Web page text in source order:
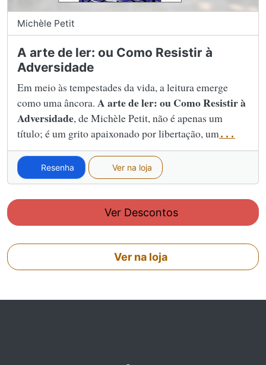
Michèle Petit
A arte de ler: ou Como Resistir à
Adversidade
Em meio às tempestades da vida, a leitura emerge
como uma âncora. A arte de ler: ou Como Resistir à
Adversidade, de Michèle Petit, não é apenas um
título; é um grito apaixonado por libertação, um...
Resenha Ver na loja
Ver Descontos
Ver na loja